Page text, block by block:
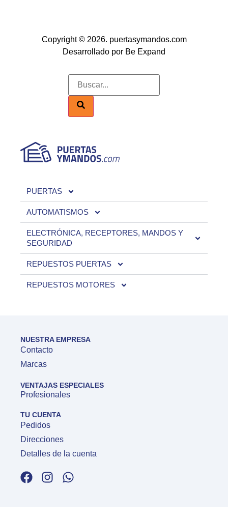
Copyright © 2026. puertasymandos.com
Desarrollado por Be Expand
PUERTAS
AUTOMATISMOS
ELECTRÓNICA, RECEPTORES, MANDOS Y
SEGURIDAD
REPUESTOS PUERTAS
REPUESTOS MOTORES
NUESTRA EMPRESA
Contacto
Marcas
VENTAJAS ESPECIALES
Profesionales
TU CUENTA
Pedidos
Direcciones
Detalles de la cuenta